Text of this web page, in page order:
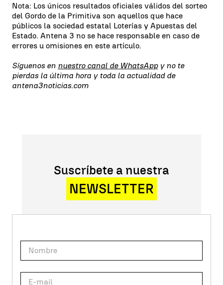
Nota: Los únicos resultados oficiales válidos del sorteo
del Gordo de la Primitiva son aquellos que hace
públicos la sociedad estatal Loterías y Apuestas del
Estado. Antena 3 no se hace responsable en caso de
errores u omisiones en este artículo.
Síguenos en nuestro canal de WhatsAppy no te
pierdas la última hora y toda la actualidad de
antena3noticias.com
Suscríbete a nuestra
NEWSLETTER